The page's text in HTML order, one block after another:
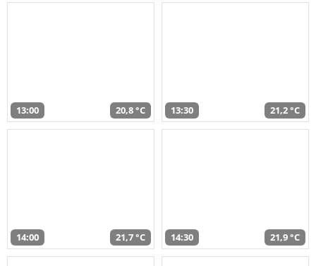
13:00 20,8 °C 13:30 21,2 °C
14:00 21,7 °C 14:30 21,9 °C